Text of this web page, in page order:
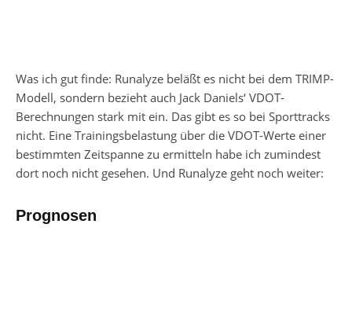
Was ich gut finde: Runalyze beläßt es nicht bei dem TRIMP-
Modell, sondern bezieht auch Jack Daniels‘ VDOT-
Berechnungen stark mit ein. Das gibt es so bei Sporttracks
nicht. Eine Trainingsbelastung über die VDOT-Werte einer
bestimmten Zeitspanne zu ermitteln habe ich zumindest
dort noch nicht gesehen. Und Runalyze geht noch weiter:
Prognosen